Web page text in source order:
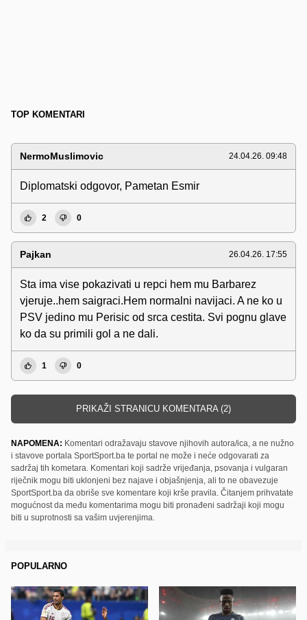
TOP KOMENTARI
NermoMuslimovic 24.04.26. 09:48
Diplomatski odgovor, Pametan Esmir
2 0
Pajkan 26.04.26. 17:55
Sta ima vise pokazivati u repci hem mu Barbarez
vjeruje..hem saigraci.Hem normalni navijaci. A ne ko u
PSV jedino mu Perisic od srca cestita. Svi pognu glave
ko da su primili gol a ne dali.
1 0
PRIKAŽI STRANICU KOMENTARA (2)
NAPOMENA: Komentari odražavaju stavove njihovih autora/ica, a ne nužno
i stavove portala SportSport.ba te portal ne može i neće odgovarati za
sadržaj tih kometara. Komentari koji sadrže vrijeđanja, psovanja i vulgaran
riječnik mogu biti uklonjeni bez najave i objašnjenja, ali to ne obavezuje
SportSport.ba da obriše sve komentare koji krše pravila. Čitanjem prihvatate
mogućnost da među komentarima mogu biti pronađeni sadržaji koji mogu
biti u suprotnosti sa vašim uvjerenjima.
POPULARNO